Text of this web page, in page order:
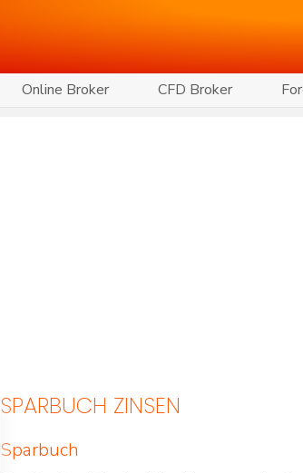
Online Broker CFD Broker
SPARBUCH ZINSEN
Sparbuch